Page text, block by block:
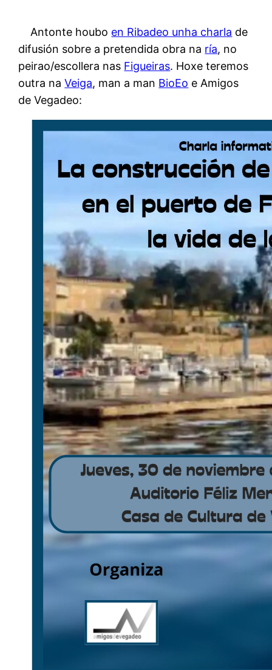
Antonte houbo en Ribadeo unha charla de
difusión sobre a pretendida obra na ría, no
peirao/escollera nas Figueiras. Hoxe teremos
outra naVeiga, man a man BioEo e Amigos
de Vegadeo: